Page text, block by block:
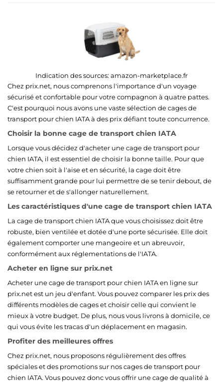
Indication des sources: amazon-marketplace.fr
Chez prix.net, nous comprenons l'importance d'un voyage
sécurisé et confortable pour votre compagnon à quatre pattes.
C'est pourquoi nous avons une vaste sélection de cages de
transport pour chien IATA à des prix défiant toute concurrence.
Choisir la bonne cage de transport chien IATA
Lorsque vous décidez d'acheter une cage de transport pour
chien IATA, il est essentiel de choisir la bonne taille. Pour que
votre chien soit à l'aise et en sécurité, la cage doit être
suffisamment grande pour lui permettre de se tenir debout, de
se retourner et de s'allonger naturellement.
Les caractéristiques d'une cage de transport chien IATA
La cage de transport chien IATA que vous choisissez doit être
robuste, bien ventilée et dotée d'une porte sécurisée. Elle doit
également comporter une mangeoire et un abreuvoir,
conformément aux réglementations de l'IATA.
Acheter en ligne sur prix.net
Acheter une cage de transport pour chien IATA en ligne sur
prix.net est un jeu d'enfant. Vous pouvez comparer les prix des
différents modèles de cages et choisir celle qui convient le
mieux à votre budget. De plus, nous vous livrons à domicile, ce
qui vous évite les tracas d'un déplacement en magasin.
Profiter des meilleures offres
Chez prix.net, nous proposons régulièrement des offres
spéciales et des promotions sur nos cages de transport pour
chien IATA. Vous pouvez donc vous offrir une cage de qualité à